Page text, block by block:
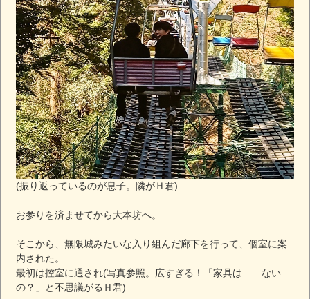
(振り返っているのが息子。隣がＨ君)
お参りを済ませてから大本坊へ。
そこから、無限城みたいな入り組んだ廊下を行って、個室に案
内された。
最初は控室に通され(写真参照。広すぎる！「家具は……ない
の？」と不思議がるＨ君)